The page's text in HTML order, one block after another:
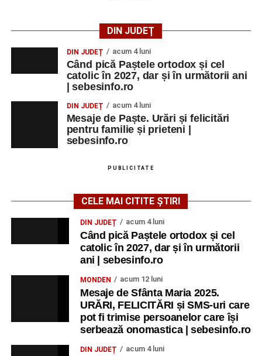
DIN JUDEȚ
DIN JUDEȚ acum 4 luni
Când pică Paștele ortodox și cel
catolic în 2027, dar și în următorii ani
| sebesinfo.ro
DIN JUDEȚ acum 4 luni
Mesaje de Paște. Urări și felicitări
pentru familie și prieteni |
sebesinfo.ro
PUBLICITATE
CELE MAI CITITE ȘTIRI
DIN JUDEȚ acum 4 luni
Când pică Paștele ortodox și cel
catolic în 2027, dar și în următorii
ani | sebesinfo.ro
MONDEN acum 12 luni
Mesaje de Sfânta Maria 2025.
URĂRI, FELICITĂRI și SMS-uri care
pot fi trimise persoanelor care își
serbează onomastica | sebesinfo.ro
DIN JUDEȚ acum 4 luni